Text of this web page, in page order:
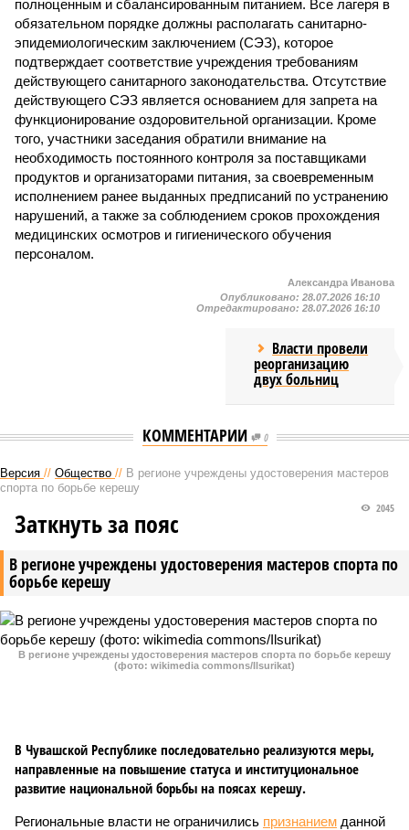
полноценным и сбалансированным питанием. Все лагеря в
обязательном порядке должны располагать санитарно-
эпидемиологическим заключением (СЭЗ), которое
подтверждает соответствие учреждения требованиям
действующего санитарного законодательства. Отсутствие
действующего СЭЗ является основанием для запрета на
функционирование оздоровительной организации. Кроме
того, участники заседания обратили внимание на
необходимость постоянного контроля за поставщиками
продуктов и организаторами питания, за своевременным
исполнением ранее выданных предписаний по устранению
нарушений, а также за соблюдением сроков прохождения
медицинских осмотров и гигиенического обучения
персоналом.
Александра Иванова
Опубликовано: 28.07.2026 16:10
Отредактировано: 28.07.2026 16:10
Власти провели
реорганизацию
двух больниц
КОММЕНТАРИИ 0
Версия // Общество // В регионе учреждены удостоверения мастеров
спорта по борьбе керешу
В регионе учреждены удостоверения мастеров спорта по
борьбе керешу
2045
Заткнуть за пояс
В регионе учреждены удостоверения мастеров спорта по борьбе керешу
(фото: wikimedia commons/Ilsurikat)
В Чувашской Республике последовательно реализуются меры,
направленные на повышение статуса и институциональное
развитие национальной борьбы на поясах керешу.
Региональные власти не ограничились признанием данной